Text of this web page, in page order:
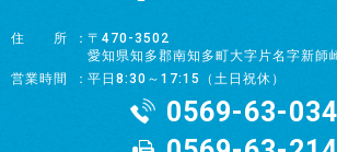
住所
〒470-3502
愛知県知多郡南知多町大字片名字新師
営業時間
平日8:30～17:15（土日祝休）
0569-63-